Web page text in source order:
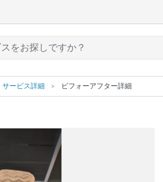
サービス詳細 ビフォーアフター詳細